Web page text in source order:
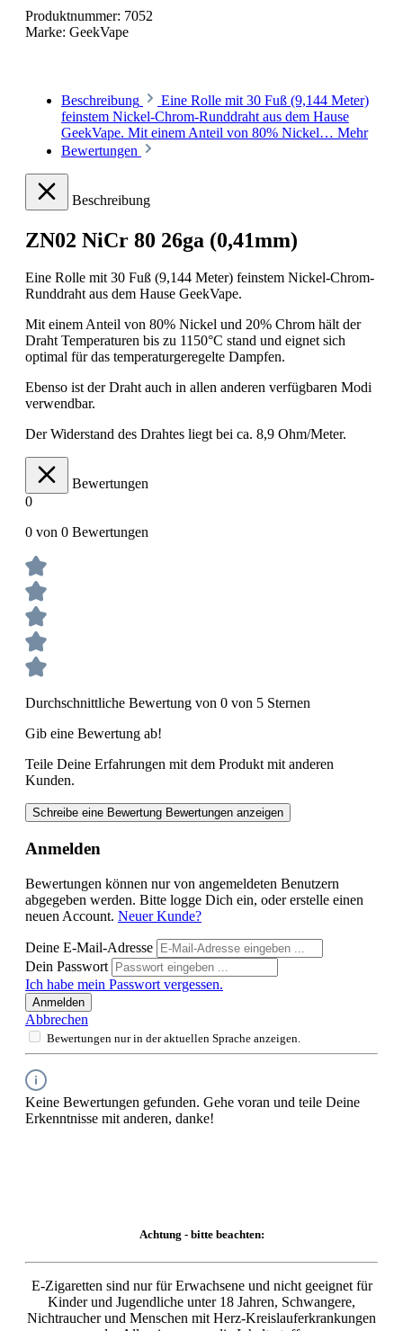
Produktnummer: 7052
Marke: GeekVape
Beschreibung
Eine Rolle mit 30 Fuß (9,144 Meter)
feinstem Nickel-Chrom-Runddraht aus dem Hause
GeekVape. Mit einem Anteil von 80% Nickel… Mehr
Bewertungen
Beschreibung
ZN02 NiCr 80 26ga (0,41mm)
Eine Rolle mit 30 Fuß (9,144 Meter) feinstem Nickel-Chrom-
Runddraht aus dem Hause GeekVape.
Mit einem Anteil von 80% Nickel und 20% Chrom hält der
Draht Temperaturen bis zu 1150°C stand und eignet sich
optimal für das temperaturgeregelte Dampfen.
Ebenso ist der Draht auch in allen anderen verfügbaren Modi
verwendbar.
Der Widerstand des Drahtes liegt bei ca. 8,9 Ohm/Meter.
Bewertungen
0
0 von 0 Bewertungen
Durchschnittliche Bewertung von 0 von 5 Sternen
Gib eine Bewertung ab!
Teile Deine Erfahrungen mit dem Produkt mit anderen
Kunden.
Schreibe eine Bewertung Bewertungen anzeigen
Anmelden
Bewertungen können nur von angemeldeten Benutzern
abgegeben werden. Bitte logge Dich ein, oder erstelle einen
neuen Account. Neuer Kunde?
Deine E-Mail-Adresse
Dein Passwort
Ich habe mein Passwort vergessen.
Anmelden
Abbrechen
Bewertungen nur in der aktuellen Sprache anzeigen.
Keine Bewertungen gefunden. Gehe voran und teile Deine
Erkenntnisse mit anderen, danke!
Achtung - bitte beachten:
E-Zigaretten sind nur für Erwachsene und nicht geeignet für
Kinder und Jugendliche unter 18 Jahren, Schwangere,
Nichtraucher und Menschen mit Herz-Kreislauferkrankungen